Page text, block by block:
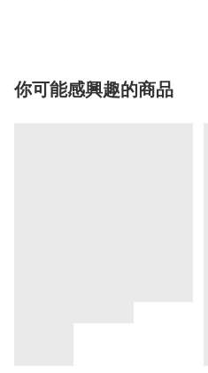
你可能感興趣的商品